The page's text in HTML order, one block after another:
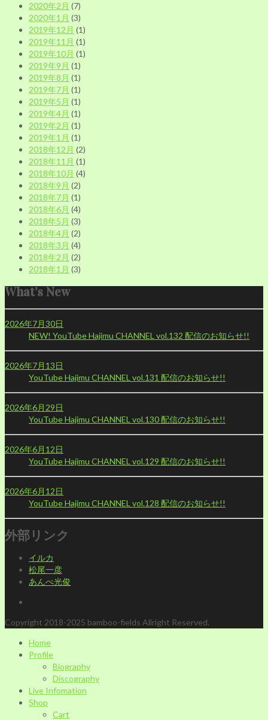
2020年2月 (7)
2020年1月 (3)
2019年12月 (1)
2019年11月 (1)
2019年10月 (1)
2019年9月 (1)
2019年8月 (1)
2019年7月 (1)
2019年5月 (1)
2019年4月 (1)
2019年2月 (1)
2019年1月 (1)
2018年12月 (2)
2018年11月 (1)
2018年10月 (4)
2018年9月 (2)
2018年7月 (1)
2018年6月 (4)
2018年5月 (3)
2018年4月 (2)
2018年3月 (4)
2018年2月 (2)
2018年1月 (3)
What’s New
2026年7月30日
NEW! YouTube Hajimu CHANNEL vol.132 配信のお知らせ!!
2026年7月13日
YouTube Hajimu CHANNEL vol.131 配信のお知らせ!!
2026年6月29日
YouTube Hajimu CHANNEL vol.130 配信のお知らせ!!
2026年6月12日
YouTube Hajimu CHANNEL vol.129 配信のお知らせ!!
2026年6月12日
YouTube Hajimu CHANNEL vol.128 配信のお知らせ!!
外部リンク
イルカ
松尾一彦
あんべ光俊
Copyright 2018-2025 bamboo-fields Allright Reserved.
Home
Profile
Biography
Discography
Live Infomation
Shop
Cart